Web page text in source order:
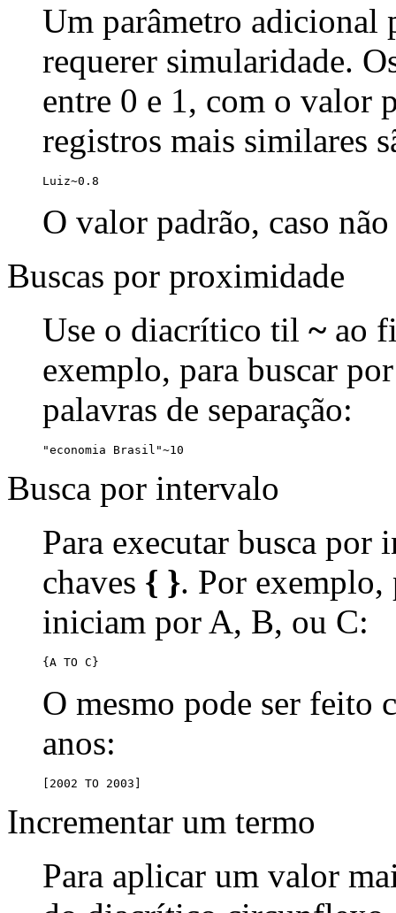
Um parâmetro adicional
requerer simularidade.
entre 0 e 1, com o valor
registros mais similares
Luiz~0.8
O valor padrão, caso
Buscas por proximidade
Use o diacrítico til ~ ao
exemplo, para buscar
palavras de separação:
"economia Brasil"~10
Busca por intervalo
Para executar busca por
chaves { }. Por exemplo,
iniciam por A, B, ou C:
{A TO C}
O mesmo pode ser feito
anos:
[2002 TO 2003]
Incrementar um termo
Para aplicar um valor